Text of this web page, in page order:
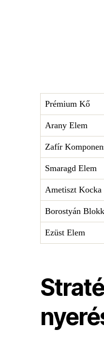
Prémium Kő
Arany Elem
Zafír
Smaragd Elem
Ametiszt Kocka
Borostyán Blokk
Ezüst Elem